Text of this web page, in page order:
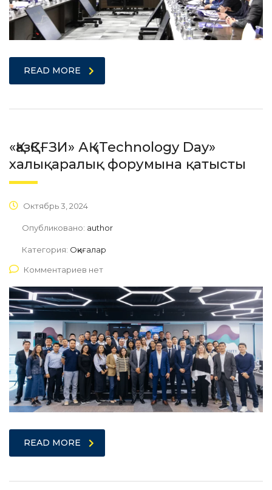
READ MORE
«ҚазҚСҒЗИ» АҚ «Technology Day»
халықаралық форумына қатысты
Октябрь 3, 2024
Опубликовано: author
Категория: Оқиғалар
Комментариев нет
READ MORE